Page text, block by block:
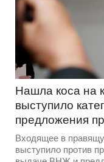
Нашла коса на
выступило
предложения
Входящее в
выступило против